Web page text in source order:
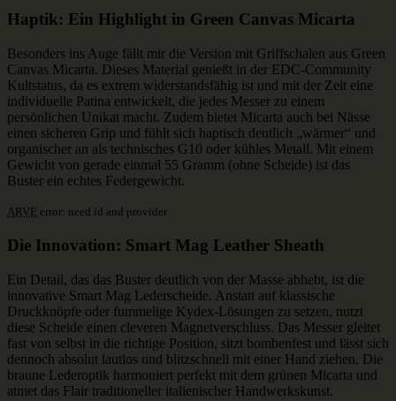
Haptik: Ein Highlight in Green Canvas Micarta
Besonders ins Auge fällt mir die Version mit Griffschalen aus Green
Canvas Micarta. Dieses Material genießt in der EDC-Community
Kultstatus, da es extrem widerstandsfähig ist und mit der Zeit eine
individuelle Patina entwickelt, die jedes Messer zu einem
persönlichen Unikat macht. Zudem bietet Micarta auch bei Nässe
einen sicheren Grip und fühlt sich haptisch deutlich „wärmer“ und
organischer an als technisches G10 oder kühles Metall. Mit einem
Gewicht von gerade einmal 55 Gramm (ohne Scheide) ist das
Buster ein echtes Federgewicht.
ARVE error: need id and provider
Die Innovation: Smart Mag Leather Sheath
Ein Detail, das das Buster deutlich von der Masse abhebt, ist die
innovative Smart Mag Lederscheide. Anstatt auf klassische
Druckknöpfe oder fummelige Kydex-Lösungen zu setzen, nutzt
diese Scheide einen cleveren Magnetverschluss. Das Messer gleitet
fast von selbst in die richtige Position, sitzt bombenfest und lässt sich
dennoch absolut lautlos und blitzschnell mit einer Hand ziehen. Die
braune Lederoptik harmoniert perfekt mit dem grünen Micarta und
atmet das Flair traditioneller italienischer Handwerkskunst.